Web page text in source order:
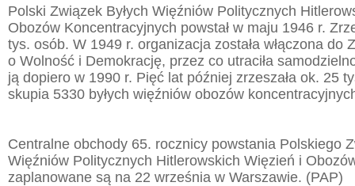
Polski Związek Byłych Więźniów Politycznych
Obozów Koncentracyjnych powstał w maju 1946 r.
tys. osób. W 1949 r. organizacja została włączona do
o Wolność i Demokrację, przez co utraciła
ją dopiero w 1990 r. Pięć lat później zrzeszała ok. 25
skupia 5330 byłych więźniów obozów
Centralne obchody 65. rocznicy powstania Polskiego
Więźniów Politycznych Hitlerowskich Więzień i
zaplanowane są na 22 września w Warszawie. (PAP)